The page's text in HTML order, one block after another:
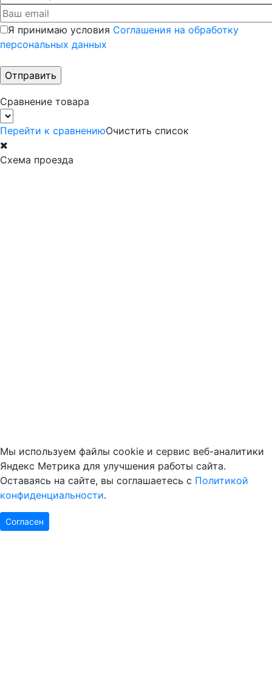
Я принимаю условия Соглашения на обработку
персональных данных
Сравнение товара
Перейти к сравнениюОчистить список
Схема проезда
Мы используем файлы cookie и сервис веб-аналитики
Яндекс Метрика для улучшения работы сайта.
Оставаясь на сайте, вы соглашаетесь с Политикой
конфиденциальности.
Согласен